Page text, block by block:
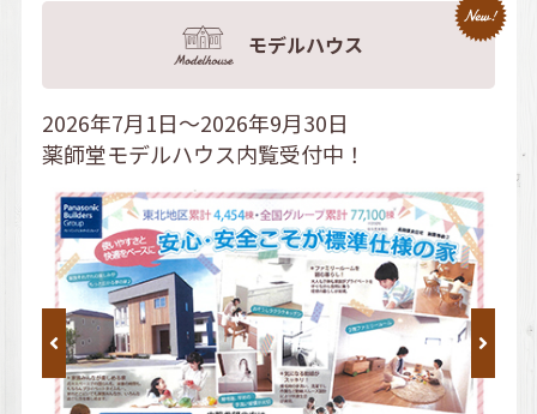
モデルハウス
2026年7月1日～2026年9月30日
薬師堂モデルハウス内覧受付中！